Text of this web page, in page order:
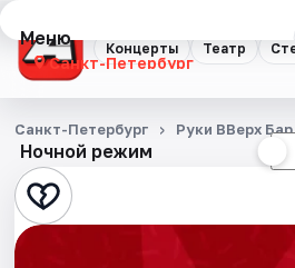
Концерты Театр
Меню
Санкт-Петербург
Концерты
Театр
Стендап
Ночной режим
Санкт-Петербург Руки ВВерх